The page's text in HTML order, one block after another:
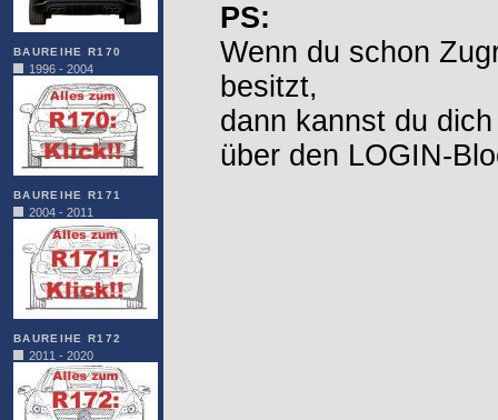
BAUREIHE R170
1996 - 2004
BAUREIHE R171
2004 - 2011
BAUREIHE R172
2011 - 2020
PS:
Wenn du schon
besitzt,
dann kannst du
über den LOGIN-